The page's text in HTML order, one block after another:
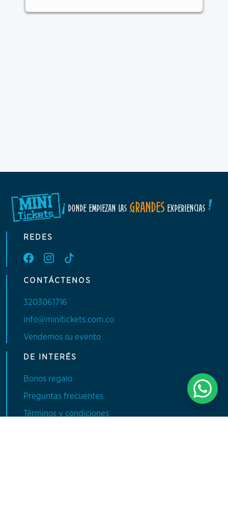
¡ DONDE EMPIEZAN LAS GRANDES EXPERIENCIAS !
REDES
CONTÁCTENOS
3203061716
info@minitickets.com.co
Vendemos su evento
DE INTERÉS
Bonos regalo
Preguntas frecuentes
Términos y condiciones